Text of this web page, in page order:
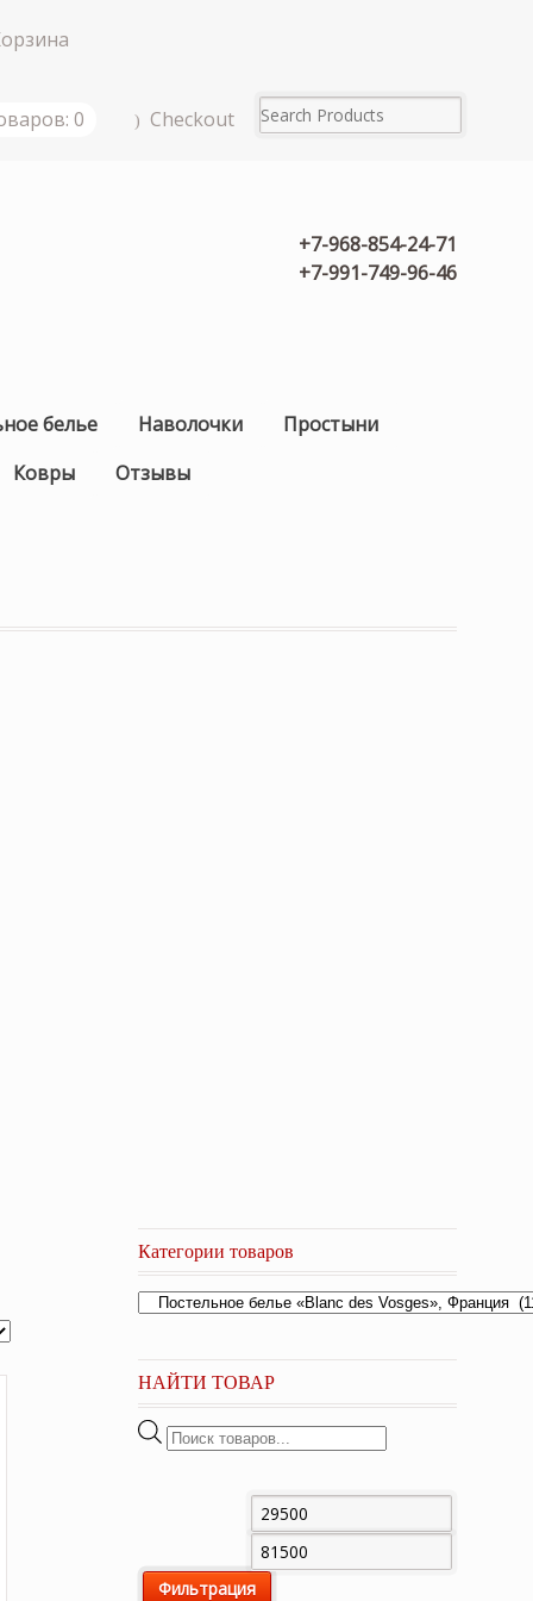
0 Checkout
+7-968-854-24-71
+7-991-749-96-46
белье Наволочки
Простыни
Ковры
Отзывы
Категории товаров
НАЙТИ ТОВАР
Поиск
Минимальная
цена
Фильтрация